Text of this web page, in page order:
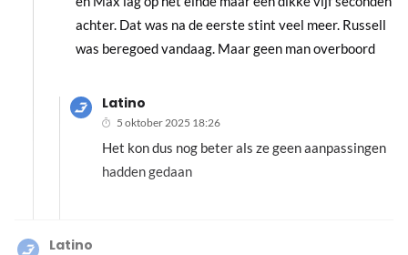
achter. Dat was na de eerste stint veel meer. Russell
was beregoed vandaag. Maar geen man overboord
Latino
5 oktober 2025 18:26
Het kon dus nog beter als ze geen aanpassingen
hadden gedaan
Latino